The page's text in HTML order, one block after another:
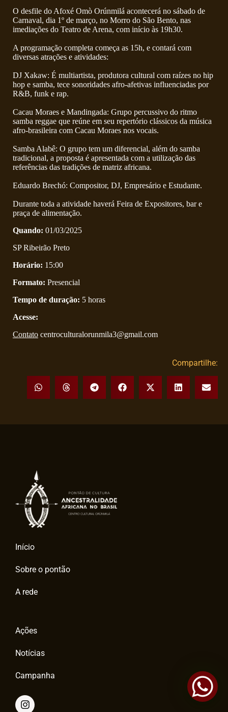
O desfile do Afoxé Omò Orúnmilá acontecerá no sábado de
Carnaval, dia 1º de março, no Morro do São Bento, nas
imediações do Teatro de Arena, com início às 19h30.
A programação completa começa as 15h, e contará com
diversas atrações e atividades:
DJ Xakaw: É multiartista, produtora cultural com raízes no hip
hop e samba, tece sonoridades afro-afetivas influenciadas por
R&B, funk e rap.
Cacau Moraes e Mandingada: Grupo percussivo do ritmo
samba reggae que reúne em seu repertório clássicos da música
afro-brasileira com Cacau Moraes nos vocais.
Samba Alabê: O grupo tem um diferencial, além do samba
tradicional, a proposta é apresentada com a utilização das
referências das tradições de matriz africana.
Eduardo Brechó: Compositor, DJ, Empresário e Estudante.
Durante toda a atividade haverá Feira de Expositores, bar e
praça de alimentação.
Quando: 01/03/2025
SP Ribeirão Preto
Horário: 15:00
Formato: Presencial
Tempo de duração: 5 horas
Acesse:
Contato centroculturalorunmila3@gmail.com
Compartilhe:
Início
Sobre o pontão
A rede
Ações
Notícias
Campanha